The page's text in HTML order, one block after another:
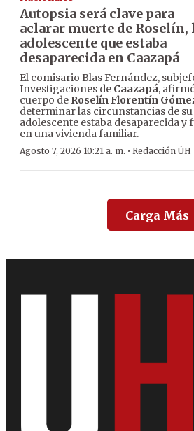
Autopsia será clave para
aclarar muerte de Roselín,
adolescente que estaba
desaparecida en Caazapá
El comisario Blas Fernández,
Investigaciones de Caazapá,
cuerpo de Roselín Florentín
determinar las circunstancias de
adolescente estaba desaparecida y
en una vivienda familiar.
Agosto 7, 2026 10:21 a. m. · Redacción ÚH
Carga Más